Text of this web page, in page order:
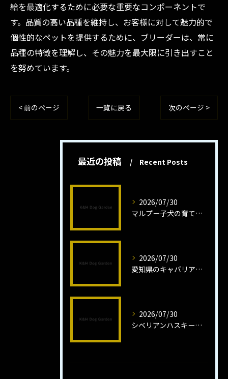
給を最適化するために必要な重要なコンポーネントで
す。品質の高い品種を維持し、お客様に対して魅力的で
個性的なペットを提供するために、ブリーダーは、常に
品種の特徴を理解し、その魅力を最大限に引き出すこと
を努めています。
< 前のページ 一覧に戻る 次のページ >
最近の投稿 Recent Posts
2026/07/30
マルプー子犬の育て方と魅力解説
2026/07/30
愛知県のキャバリア子犬の魅力秘話
2026/07/30
シベリアンハスキー子犬の魅力と飼育法